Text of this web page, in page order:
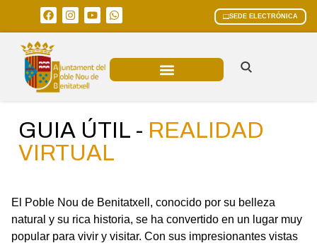
SEDE ELECTRÓNICA
GUIA ÚTIL - REALIDAD
VIRTUAL
El Poble Nou de Benitatxell, conocido por su belleza
natural y su rica historia, se ha convertido en un lugar muy
popular para vivir y visitar. Con sus impresionantes vistas